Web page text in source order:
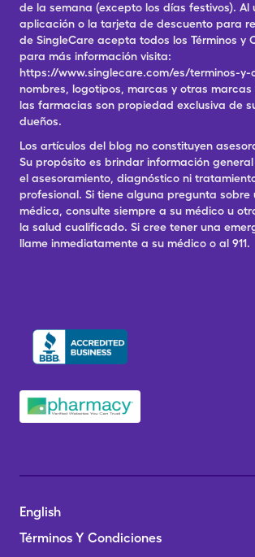
de la semana (excepto los días festivos). Al
aplicación o la tarjeta de descuento para
de SingleCare acepta todos los Términos y
para más información visita:
https://www.singlecare.com/es/terminos-y-
nombres, logotipos, marcas y otras
las farmacias son propiedad exclusiva de
dueños.
Los artículos del blog no constituyen
Su propósito es brindar información
el asesoramiento, diagnóstico ni
profesional. Si tiene alguna pregunta sobre
médica, consulte siempre a su médico u
la salud cualificado. Si cree tener una
llame inmediatamente a su médico o al 911.
English
Términos Y Condiciones